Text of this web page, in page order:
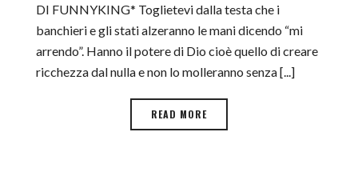
DI FUNNYKING* Toglietevi dalla testa che i
banchieri e gli stati alzeranno le mani dicendo “mi
arrendo”. Hanno il potere di Dio cioè quello di creare
ricchezza dal nulla e non lo molleranno senza [...]
READ MORE